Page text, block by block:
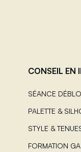
CONSEIL EN
SÉANCE
PALETTE &
STYLE &
FORMATION